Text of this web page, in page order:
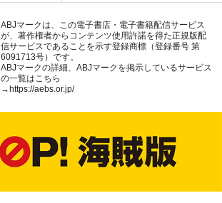
ABJマークは、この電子書店・電子書籍配信サービス
が、著作権者からコンテンツ使用許諾を得た正規版配
信サービスであることを示す登録商標（登録番号 第
6091713号）です。
ABJマークの詳細、ABJマークを掲示しているサービス
の一覧はこちら
→https://aebs.or.jp/